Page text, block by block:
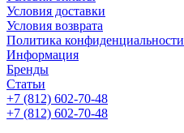
Условия доставки
Условия возврата
Политика конфиденциальности
Информация
Бренды
Статьи
+7 (812) 602-70-48
+7 (812) 602-70-48